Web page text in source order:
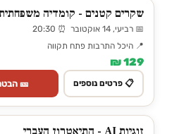
שקרים קטנים - קומדיה
📅 רביעי, 14 אוקטובר ⏰ 20:30
📍 היכל התרבות פתח תקווה
129 ₪
📋 פרטים נוספים 🎫
זוגיות AI - התיאטרון העברי